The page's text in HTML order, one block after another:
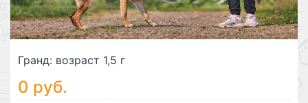
Гранд: возраст 1,5 г
0 руб.